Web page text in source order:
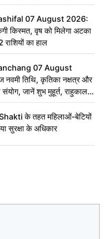
07 August 2026:
किस्मत, वृष को मिलेगा अटका
का हाल
07 August
तिथि, कृतिका नक्षत्र और
संयोग, जानें शुभ मुहूर्त, राहुकाल
के तहत महिलाओं-बेटियों
सुरक्षा के अधिकार